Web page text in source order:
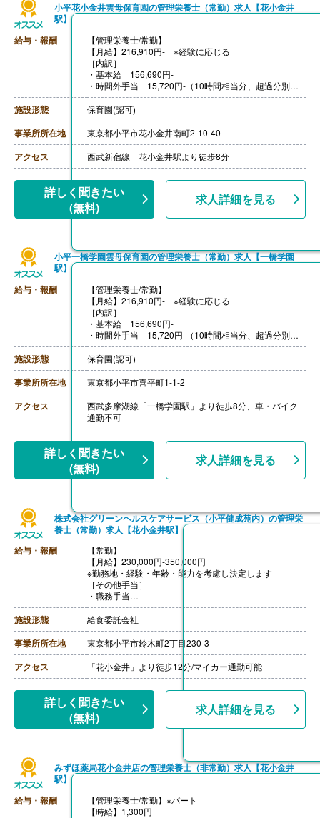
小平花小金井雲母保育園の管理栄養士（常勤）求人【花小金井
駅】
給与・報酬
【管理栄養士/常勤】
【月給】216,910円- ※経験に応じる
［内訳］
・基本給 156,690円-
・時間外手当 15,720円-（10時間相当分、超過分別途
支給）
・資格手当 20,000円
・処遇改善手当 15,000円
・その他手当 9,500円
【賞与】年3回（7月・12月・4月) ※評価・業績によって
変動あり
※それぞれの賞与に合わせ別途、処遇改善金等（各60,00
【通勤手当】あり（全額支給）
【昇給】あり（年1回）
【退職金】あり
施設形態 保育園(認可)
事業所所在地 東京都小平市花小金井南町2-10-40
アクセス 西武新宿線 花小金井駅より徒歩8分
詳しく聞きたい
(無料)
求人詳細を見る
小平一橋学園雲母保育園の管理栄養士（常勤）求人【一橋学園
駅】
給与・報酬
【管理栄養士/常勤】
【月給】216,910円- ※経験に応じる
［内訳］
・基本給 156,690円-
・時間外手当 15,720円-（10時間相当分、超過分別途
支給）
・資格手当 20,000円
・処遇改善手当 15,000円
・その他手当 9,500円
【賞与】年3回（7月・12月・4月) ※評価・業績によって
変動あり
※それぞれの賞与に合わせ別途、処遇改善金等（各60,00
0円以上）を上乗せして支給
【昇給】あり（年1回）
【退職金】あり
施設形態 保育園(認可)
事業所所在地 東京都小平市喜平町1-1-2
アクセス
西武多摩湖線「一橋学園駅」より徒歩8分、車・バイク
通勤不可
詳しく聞きたい
(無料)
求人詳細を見る
株式会社グリーンヘルスケアサービス（小平健成苑内）の管理栄
養士（常勤）求人【花小金井駅】
給与・報酬
【常勤】
【月給】230,000円-350,000円
※勤務地・経験・年齢・能力を考慮し決定します
［その他手当］
・職務手当
・食事手当
・年末年始手当
【賞与】年2回（7月、12月）※会社業績、各個人実績に
応じて決定（前年度実績 2.00ヶ月/年）
【通勤手当】あり（全額支給）
【退職金】なし
施設形態 給食委託会社
事業所所在地 東京都小平市鈴木町2丁目230-3
アクセス 「花小金井」より徒歩12分/マイカー通勤可能
詳しく聞きたい
(無料)
求人詳細を見る
みずほ薬局花小金井店の管理栄養士（非常勤）求人【花小金井
駅】
給与・報酬
【管理栄養士/常勤】※パート
【時給】1,300円